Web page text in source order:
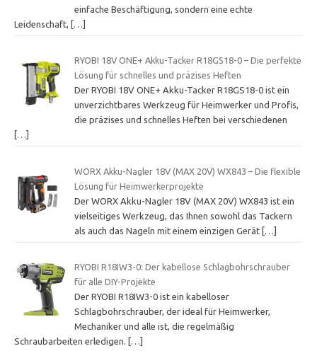
einfache Beschäftigung, sondern eine echte
Leidenschaft, […]
RYOBI 18V ONE+ Akku-Tacker R18GS18-0 – Die perfekte
Lösung für schnelles und präzises Heften
Der RYOBI 18V ONE+ Akku-Tacker R18GS18-0 ist ein
unverzichtbares Werkzeug für Heimwerker und Profis,
die präzises und schnelles Heften bei verschiedenen
[…]
WORX Akku-Nagler 18V (MAX 20V) WX843 – Die flexible
Lösung für Heimwerkerprojekte
Der WORX Akku-Nagler 18V (MAX 20V) WX843 ist ein
vielseitiges Werkzeug, das Ihnen sowohl das Tackern
als auch das Nageln mit einem einzigen Gerät […]
RYOBI R18IW3-0: Der kabellose Schlagbohrschrauber
für alle DIY-Projekte
Der RYOBI R18IW3-0 ist ein kabelloser
Schlagbohrschrauber, der ideal für Heimwerker,
Mechaniker und alle ist, die regelmäßig
Schraubarbeiten erledigen.
[…]